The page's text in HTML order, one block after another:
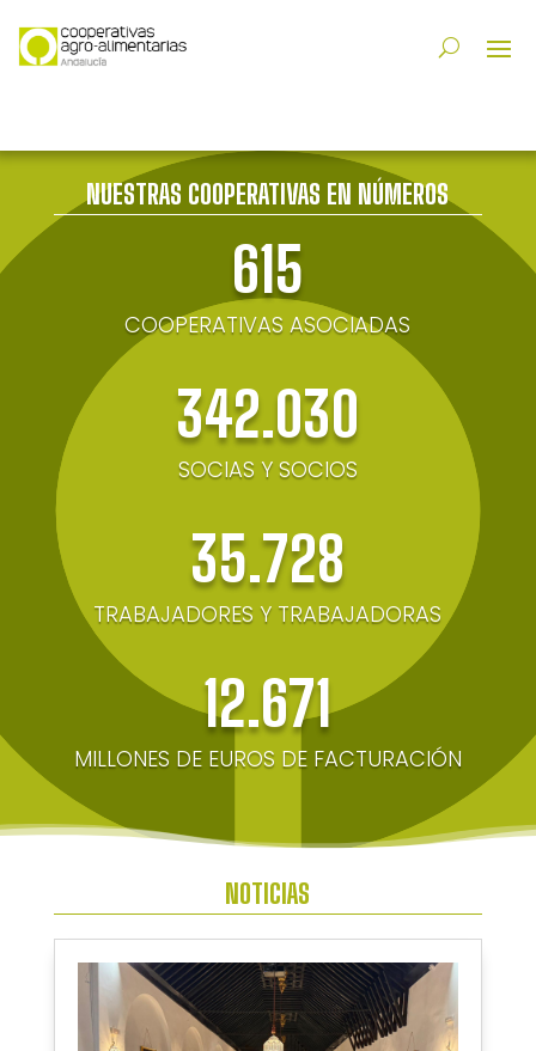
NUESTRAS COOPERATIVAS EN NÚMEROS
615
COOPERATIVAS ASOCIADAS
342.030
SOCIAS Y SOCIOS
35.728
TRABAJADORES Y TRABAJADORAS
12.671
MILLONES DE EUROS DE FACTURACIÓN
NOTICIAS